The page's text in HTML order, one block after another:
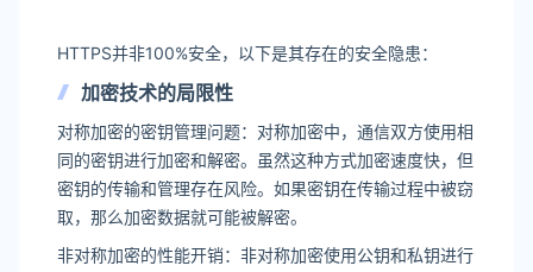
HTTPS并非100%安全，以下是其存在的安全隐患：
加密技术的局限性
对称加密的密钥管理问题：对称加密中，通信双方使用相
同的密钥进行加密和解密。虽然这种方式加密速度快，但
密钥的传输和管理存在风险。如果密钥在传输过程中被窃
取，那么加密数据就可能被解密。
非对称加密的性能开销：非对称加密使用公钥和私钥进行